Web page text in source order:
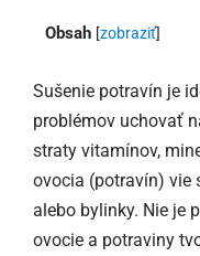
Obsah [zobraziť]
Sušenie potravín je
problémov uchovať
straty vitamínov,
ovocia (potravín) vie
alebo bylinky. Nie je
ovocie a potraviny